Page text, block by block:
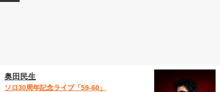
奥田民生
ソロ30周年記念ライブ「59-60」